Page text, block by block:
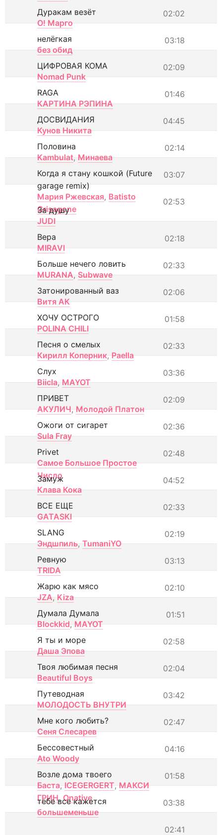
02:02
Дуракам везёт
О! Марго
03:18
нелёгкая
без обид
02:09
ЦИФРОВАЯ КОМА
Nomad Punk
01:46
RAGA
КАРТИНА РЭПИНА
04:45
ДОСВИДАНИЯ
Кунов Никита
02:14
Половина
Kambulat, Минаева
03:07
Когда я стану кошкой (Future
garage remix)
Мария Ржевская, Batisto
Grisagone
02:53
За душу
JUDI
02:18
Вера
MIRAVI
02:33
Больше нечего ловить
MURANA, Subwave
02:06
Затонированный ваз
Витя АК
01:58
ХОЧУ ОСТРОГО
POLINA CHILI
02:33
Песня о смелых
Кирилл Коперник, Paella
03:36
Слух
Biicla, MAYOT
02:09
ПРИВЕТ
АКУЛИЧ, Молодой Платон
02:36
Ожоги от сигарет
Sula Fray
02:48
Privet
Самое Большое Простое
Число
04:52
Замуж
Клава Кока
02:33
ВСЕ ЕЩЕ
GATASKI
02:19
SLANG
Эндшпиль, TumaniYO
03:13
Ревную
TRIDA
02:10
Жарю как мясо
JZA, Kiza
01:51
Думала Думала
Blockkid, MAYOT
02:58
Я ты и море
Даша Эпова
02:04
Твоя любимая песня
Beautiful Boys
03:42
Путеводная
МОЛОДОСТЬ ВНУТРИ
02:47
Мне кого любить?
Сеня Слесарев
04:16
Бессовестный
Ato Woody
01:58
Возле дома твоего
Баста, ICEGERGERT, МАКСИ
ГРИН, Onative 03:38
тебе все кажется
большеменьше
02:41